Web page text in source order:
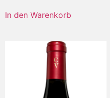
In den Warenkorb